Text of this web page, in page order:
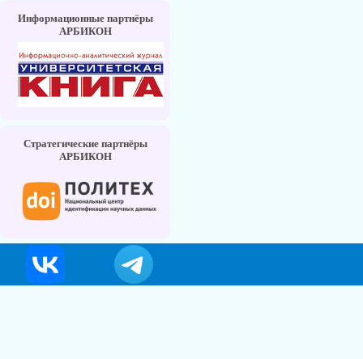
Информационные партнёры
АРБИКОН
Стратегические партнёры
АРБИКОН